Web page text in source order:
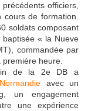
officiers,
de formation.
soldats composant
« la Nueve
commandée par
première heure.
de la 2e DB a
avec un
un engagement
une expérience